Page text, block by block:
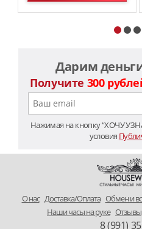
Дарим
Получите 300
Нажимая на кнопку “ХОЧУ
условия
O нас Доставка/Оплата Обмен и
Наши часы на руке Отзывы
8 (991)